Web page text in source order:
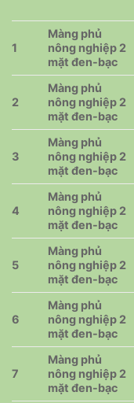
1
Màng phủ
nông nghiệp 2
mặt đen-bạc
2
Màng phủ
nông nghiệp 2
mặt đen-bạc
3
Màng phủ
nông nghiệp 2
mặt đen-bạc
4
Màng phủ
nông nghiệp 2
mặt đen-bạc
5
Màng phủ
nông nghiệp 2
mặt đen-bạc
6
Màng phủ
nông nghiệp 2
mặt đen-bạc
7
Màng phủ
nông nghiệp 2
mặt đen-bạc